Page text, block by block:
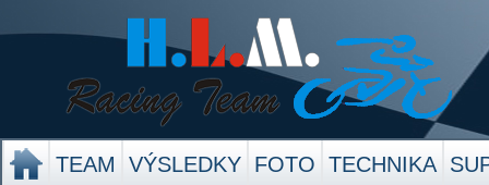
TEAM VÝSLEDKY FOTO TECHNIKA